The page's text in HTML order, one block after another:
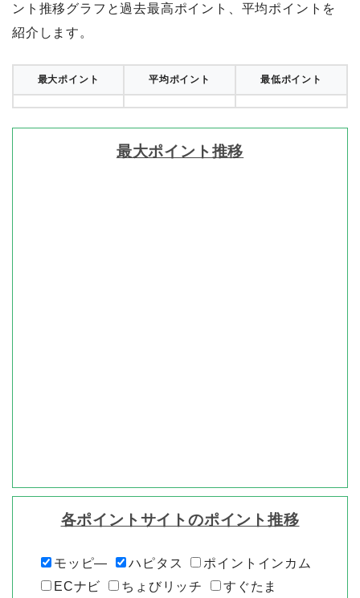
ント推移グラフと過去最高ポイント、平均ポイントを
紹介します。
最大ポイント 平均ポイント 最低ポイント
最大ポイント推移
各ポイントサイトのポイント推移
モッピ― ハピタス
ポイントインカム
ECナビ
ちょびリッチ
すぐたま